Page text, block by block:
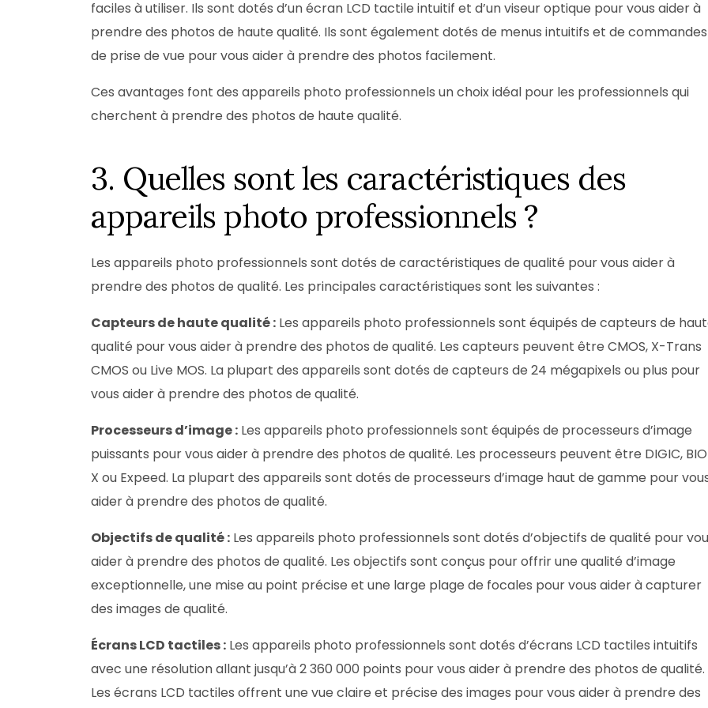
faciles à utiliser. Ils sont dotés d’un écran LCD tactile intuitif et d’un viseur optique pour vous aider à
prendre des photos de haute qualité. Ils sont également dotés de menus intuitifs et de commandes
de prise de vue pour vous aider à prendre des photos facilement.
Ces avantages font des appareils photo professionnels un choix idéal pour les professionnels qui
cherchent à prendre des photos de haute qualité.
3. Quelles sont les caractéristiques des
appareils photo professionnels ?
Les appareils photo professionnels sont dotés de caractéristiques de qualité pour vous aider à
prendre des photos de qualité. Les principales caractéristiques sont les suivantes :
Capteurs de haute qualité :Les appareils photo professionnels sont équipés de capteurs de
qualité pour vous aider à prendre des photos de qualité. Les capteurs peuvent être CMOS, X-Trans
CMOS ou Live MOS. La plupart des appareils sont dotés de capteurs de 24 mégapixels ou plus pour
vous aider à prendre des photos de qualité.
Processeurs d’image :Les appareils photo professionnels sont équipés de processeurs d’image
puissants pour vous aider à prendre des photos de qualité. Les processeurs peuvent être DIGIC,
X ou Expeed. La plupart des appareils sont dotés de processeurs d’image haut de gamme pour
aider à prendre des photos de qualité.
Objectifs de qualité :Les appareils photo professionnels sont dotés d’objectifs de qualité pour
aider à prendre des photos de qualité. Les objectifs sont conçus pour offrir une qualité d’image
exceptionnelle, une mise au point précise et une large plage de focales pour vous aider à capturer
des images de qualité.
Écrans LCD tactiles :Les appareils photo professionnels sont dotés d’écrans LCD tactiles intuitifs
avec une résolution allant jusqu’à 2 360 000 points pour vous aider à prendre des photos de qualité.
Les écrans LCD tactiles offrent une vue claire et précise des images pour vous aider à prendre des